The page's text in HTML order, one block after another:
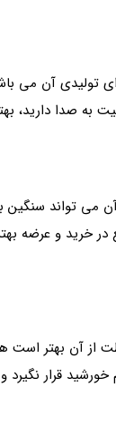
تولیدی آن می
آن می تواند
خرید و عرضه
از آن بهتر
قرار